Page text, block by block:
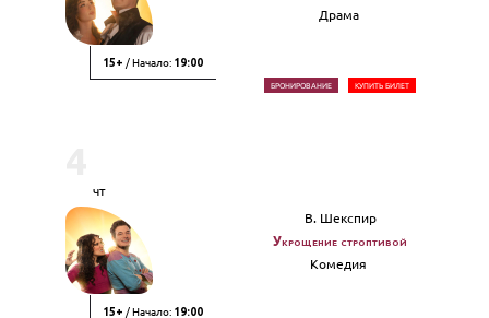
15+ / Начало: 19:00
Драма
БРОНИРОВАНИЕ КУПИТЬ БИЛЕТ
чт
15+ / Начало: 19:00
В. Шекспир
Укрощение строптивой
Комедия